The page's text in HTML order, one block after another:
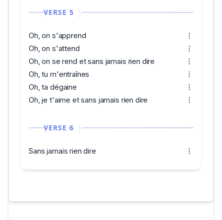
VERSE 5
Oh, on s'apprend
Oh, on s'attend
Oh, on se rend et sans jamais rien dire
Oh, tu m'entraînes
Oh, ta dégaine
Oh, je t'aime et sans jamais rien dire
VERSE 6
Sans jamais rien dire